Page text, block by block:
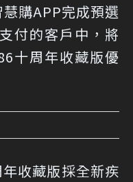
購APP完成預選
付的客戶中，將
十周年收藏版優
收藏版採全新疾